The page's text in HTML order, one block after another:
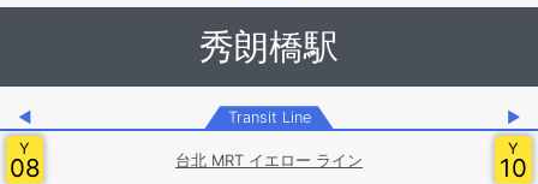
秀朗橋駅
◀ Transit Line
▶
Y
08 台北 MRT イエロー ライン
Y
10